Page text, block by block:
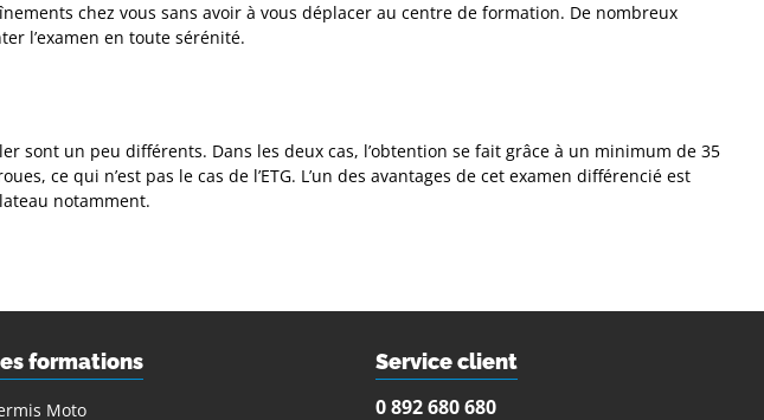
chez vous sans avoir à vous déplacer au centre de formation. De nombreux
l’examen en toute sérénité.
sont un peu différents. Dans les deux cas, l’obtention se fait grâce à un minimum de 35
ce qui n’est pas le cas de l’ETG. L’un des avantages de cet examen différencié est
notamment.
formations
Moto
Service client
0 892 680 680